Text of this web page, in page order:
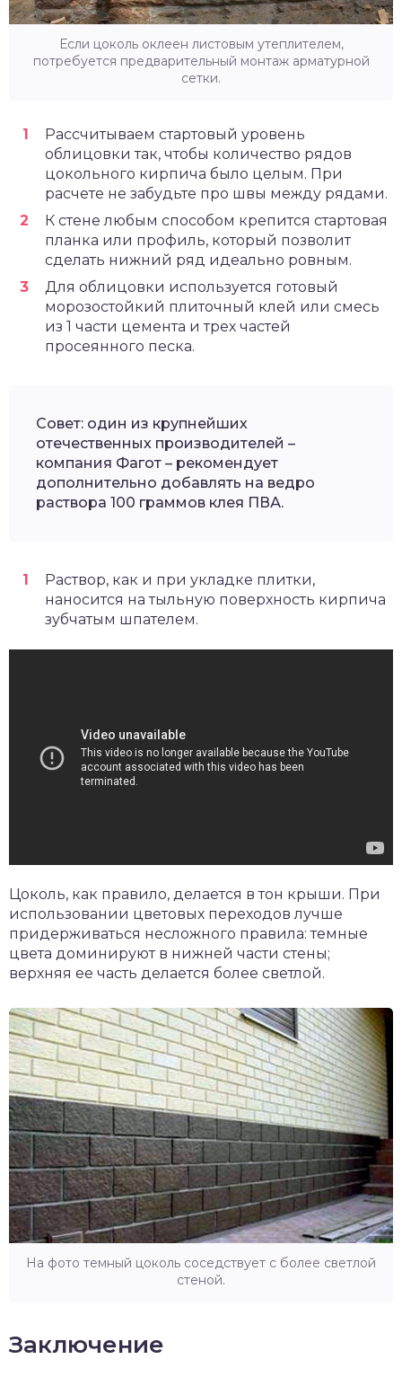
Если цоколь оклеен листовым утеплителем,
потребуется предварительный монтаж арматурной
сетки.
Рассчитываем стартовый уровень
облицовки так, чтобы количество рядов
цокольного кирпича было целым. При
расчете не забудьте про швы между рядами.
К стене любым способом крепится стартовая
планка или профиль, который позволит
сделать нижний ряд идеально ровным.
Для облицовки используется готовый
морозостойкий плиточный клей или смесь
из 1 части цемента и трех частей
просеянного песка.
Совет: один из крупнейших
отечественных производителей –
компания Фагот – рекомендует
дополнительно добавлять на ведро
раствора 100 граммов клея ПВА.
Раствор, как и при укладке плитки,
наносится на тыльную поверхность кирпича
зубчатым шпателем.
Цоколь, как правило, делается в тон крыши. При
использовании цветовых переходов лучше
придерживаться несложного правила: темные
цвета доминируют в нижней части стены;
верхняя ее часть делается более светлой.
На фото темный цоколь соседствует с более светлой
стеной.
Заключение